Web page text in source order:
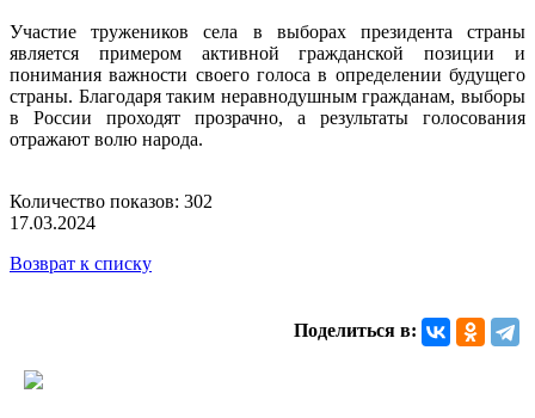
Участие тружеников села в выборах президента страны
является примером активной гражданской позиции и
понимания важности своего голоса в определении будущего
страны. Благодаря таким неравнодушным гражданам, выборы
в России проходят прозрачно, а результаты голосования
отражают волю народа.
Количество показов: 302
17.03.2024
Возврат к списку
Поделиться в: